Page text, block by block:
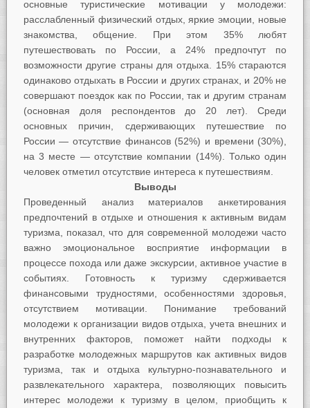
основные туристические мотивации у молодежи:
расслабленный физический отдых, яркие эмоции, новые
знакомства, общение. При этом 35% любят
путешествовать по России, а 24% предпочтут по
возможности другие страны для отдыха. 15% стараются
одинаково отдыхать в России и других странах, и 20% не
совершают поездок как по России, так и другим странам
(основная доля респондентов до 20 лет). Среди
основных причин, сдерживающих путешествие по
России — отсутствие финансов (52%) и времени (30%),
на 3 месте — отсутствие компании (14%). Только один
человек отметил отсутствие интереса к путешествиям.
Выводы
Проведенный анализ материалов анкетирования
предпочтений в отдыхе и отношения к активным видам
туризма, показал, что для современной молодежи часто
важно эмоциональное восприятие информации в
процессе похода или даже экскурсии, активное участие в
событиях. Готовность к туризму сдерживается
финансовыми трудностями, особенностями здоровья,
отсутствием мотивации. Понимание требований
молодежи к организации видов отдыха, учета внешних и
внутренних факторов, поможет найти подходы к
разработке молодежных маршрутов как активных видов
туризма, так и отдыха культурно-познавательного и
развлекательного характера, позволяющих повысить
интерес молодежи к туризму в целом, приобщить к